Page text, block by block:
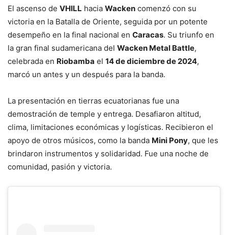
El ascenso de VHILL hacia Wacken comenzó con su
victoria en la Batalla de Oriente, seguida por un potente
desempeño en la final nacional en Caracas. Su triunfo en
la gran final sudamericana del Wacken Metal Battle,
celebrada en Riobamba el 14 de diciembre de 2024,
marcó un antes y un después para la banda.
La presentación en tierras ecuatorianas fue una
demostración de temple y entrega. Desafiaron altitud,
clima, limitaciones económicas y logísticas. Recibieron el
apoyo de otros músicos, como la banda Mini Pony, que les
brindaron instrumentos y solidaridad. Fue una noche de
comunidad, pasión y victoria.